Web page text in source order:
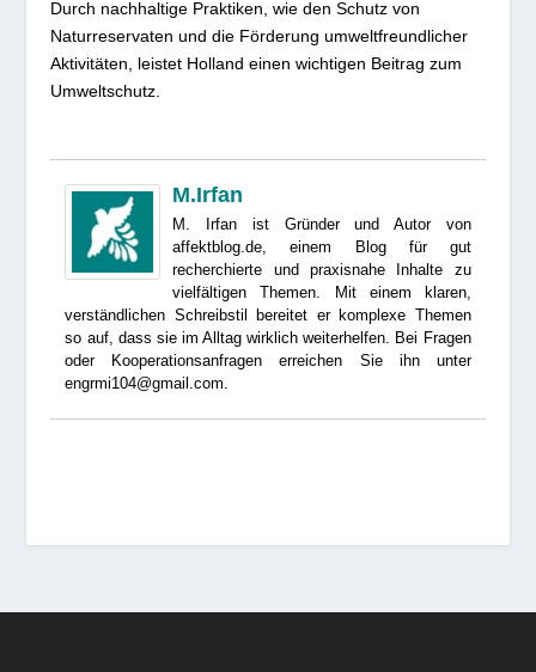
Durch nachhaltige Praktiken, wie den Schutz von
Naturreservaten und die Förderung umweltfreundlicher
Aktivitäten, leistet Holland einen wichtigen Beitrag zum
Umweltschutz.
M.Irfan
M. Irfan ist Gründer und Autor von
affektblog.de, einem Blog für gut
recherchierte und praxisnahe Inhalte zu
vielfältigen Themen. Mit einem klaren,
verständlichen Schreibstil bereitet er komplexe Themen
so auf, dass sie im Alltag wirklich weiterhelfen. Bei Fragen
oder Kooperationsanfragen erreichen Sie ihn unter
engrmi104@gmail.com.